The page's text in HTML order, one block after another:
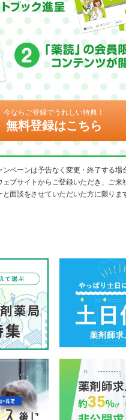
今ならご登録でうれしい特典！
無料登録はこちら
ペーンは予告なく変更・終了する場
ブサイトからご登録いただき、ご来
面談をさせていただいた方に限りま